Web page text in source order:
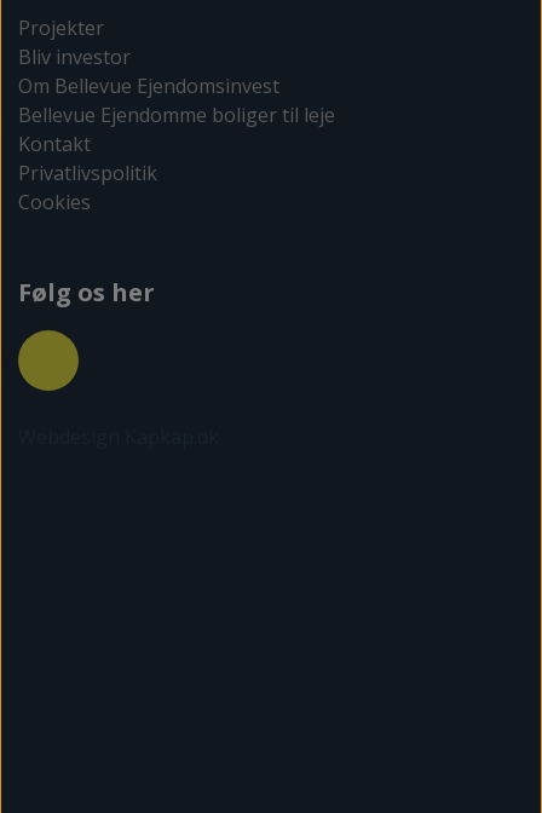
Projekter
Bliv investor
Om Bellevue Ejendomsinvest
Bellevue Ejendomme boliger til leje
Kontakt
Privatlivspolitik
Cookies
Følg os her